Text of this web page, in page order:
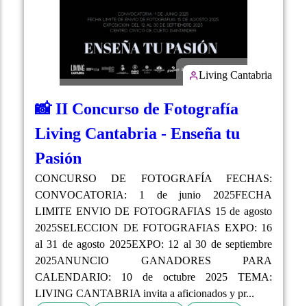
Living Cantabria
📸 II Concurso de Fotografía
Living Cantabria - Enseña tu
Pasión
CONCURSO DE FOTOGRAFÍA FECHAS:
CONVOCATORIA: 1 de junio 2025FECHA
LIMITE ENVIO DE FOTOGRAFIAS 15 de agosto
2025SELECCION DE FOTOGRAFIAS EXPO: 16
al 31 de agosto 2025EXPO: 12 al 30 de septiembre
2025ANUNCIO GANADORES PARA
CALENDARIO: 10 de octubre 2025 TEMA:
LIVING CANTABRIA invita a aficionados y pr...